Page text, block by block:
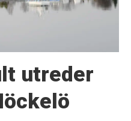
utreder